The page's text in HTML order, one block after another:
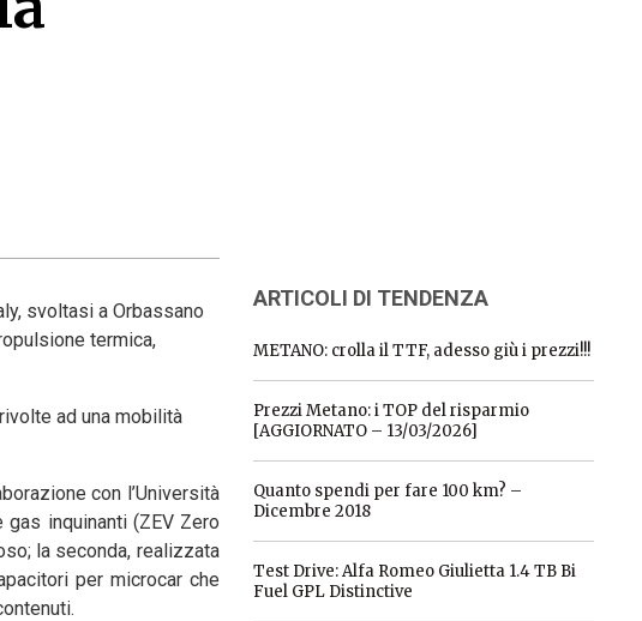
svoltasi a Orbassano
termica,
ad una mobilità
con l’Università
inquinanti (ZEV Zero
la seconda, realizzata
per microcar che
ARTICOLI DI TENDENZA
METANO: crolla il TTF, adesso giù i prezzi!!!
Prezzi Metano: i TOP del risparmio
[AGGIORNATO – 13/03/2026]
Quanto spendi per fare 100 km? –
Dicembre 2018
Test Drive: Alfa Romeo Giulietta 1.4 TB Bi
Fuel GPL Distinctive